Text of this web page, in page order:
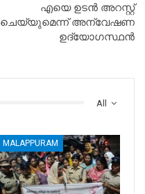
എയെ ഉടന്‍ അറസ്റ്റ്
ചെയ്യുമെന്ന് അന്വേഷണ
ഉദ്യോഗസ്ഥന്‍
All
MALAPPURAM